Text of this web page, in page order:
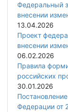
Федеральный
внесении
13.04.2026
Проект
внесении
06.02.2026
Правила
российских
30.01.2026
Федерации от